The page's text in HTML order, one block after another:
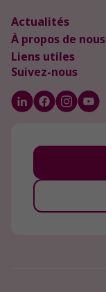
Actualités
À propos de nous
Liens utiles
Suivez-nous